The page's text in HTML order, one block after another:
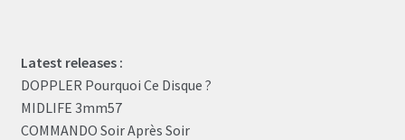
Latest releases :
DOPPLER Pourquoi Ce Disque ?
MIDLIFE 3mm57
COMMANDO Soir Après Soir